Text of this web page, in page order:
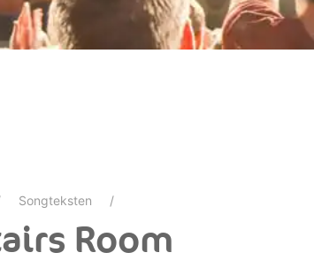
Songteksten
Room